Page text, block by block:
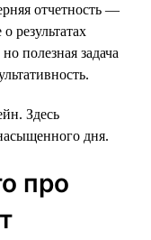
отчетность —
результатах
полезная задача
Здесь
дня.
про